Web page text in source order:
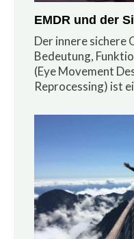
EMDR und der
Der innere sichere
Bedeutung,
(Eye Movement
Reprocessing) ist